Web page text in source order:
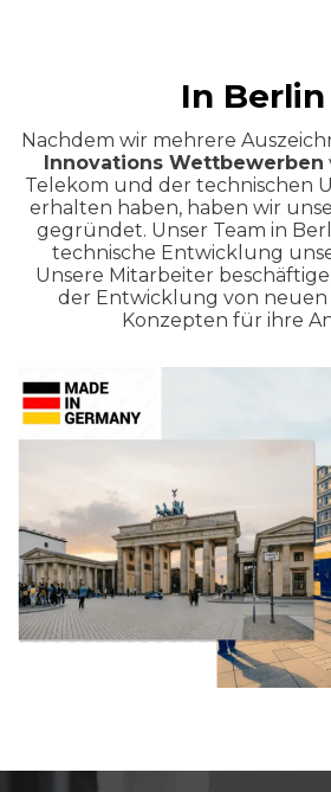
In Berlin
Nachdem wir mehrere
Innovations Wettbewerben
Telekom und der technischen
erhalten haben, haben wir
gegründet. Unser Team in
technische Entwicklung
Unsere Mitarbeiter
der Entwicklung von neuen
Konzepten für ihre